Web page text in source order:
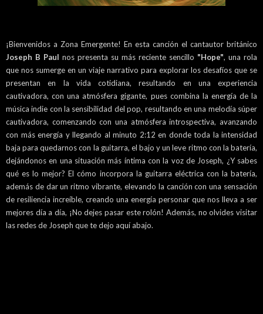
¡Bienvenidos a Zona Emergente! En esta canción el cantautor británico
Joseph B Paul nos presenta su más reciente sencillo "Hope", una rola
que nos sumerge en un viaje narrativo para explorar los desafíos que se
presentan en la vida cotidiana, resultando en una experiencia
cautivadora, con una atmósfera gigante, pues combina la energía de la
música indie con la sensibilidad del pop, resultando en una melodía súper
cautivadora, comenzando con una atmósfera introspectiva, avanzando
con más energía y llegando al minuto 2:12 en donde toda la intensidad
baja para quedarnos con la guitarra, el bajo y un leve ritmo con la batería,
dejándonos en una situación más íntima con la voz de Joseph, ¿Y sabes
qué es lo mejor? El cómo incorpora la guitarra eléctrica con la batería,
además de dar un ritmo vibrante, elevando la canción con una sensación
de resiliencia increíble, creando una energía personar que nos lleva a ser
mejores día a día, ¡No dejes pasar este rolón! Además, no olvides visitar
las redes de Joseph que te dejo aquí abajo.